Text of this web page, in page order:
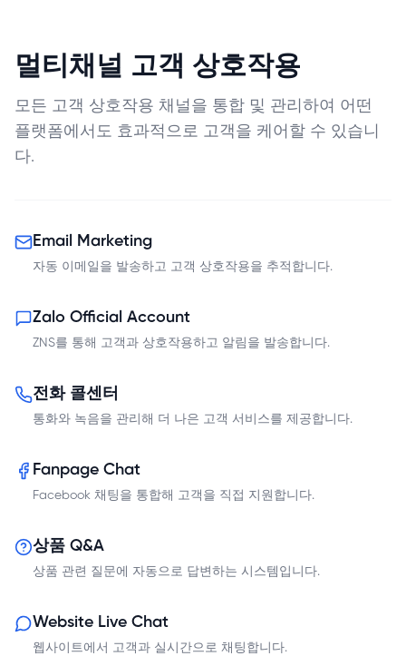
멀티채널 고객 상호작용
모든 고객 상호작용 채널을 통합 및 관리하여 어떤
플랫폼에서도 효과적으로 고객을 케어할 수 있습니
다.
Email Marketing
자동 이메일을 발송하고 고객 상호작용을 추적합니다.
Zalo Official Account
ZNS를 통해 고객과 상호작용하고 알림을 발송합니다.
전화 콜센터
통화와 녹음을 관리해 더 나은 고객 서비스를 제공합니다.
Fanpage Chat
Facebook 채팅을 통합해 고객을 직접 지원합니다.
상품 Q&A
상품 관련 질문에 자동으로 답변하는 시스템입니다.
Website Live Chat
웹사이트에서 고객과 실시간으로 채팅합니다.